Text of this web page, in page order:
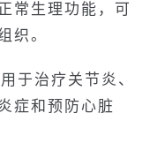
常生理功能，可
织。
于治疗关节炎、
症和预防心脏